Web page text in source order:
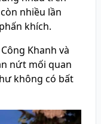
nhiều lần
khích.
Khanh và
nứt mối quan
không có bất